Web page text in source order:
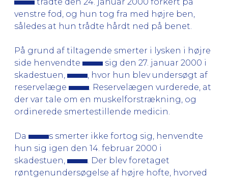
venstre fod, og hun tog fra med højre ben,
således at hun trådte hårdt ned på benet.
På grund af tiltagende smerter i lysken i højre
side henvendte
sig den 27. januar 2000 i
skadestuen,
, hvor hun blev undersøgt af
reservelæge
. Reservelægen vurderede, at
der var tale om en muskelforstrækning, og
ordinerede smertestillende medicin.
Da
s smerter ikke fortog sig, henvendte
hun sig igen den 14. februar 2000 i
skadestuen,
. Der blev foretaget
røntgenundersøgelse af højre hofte, hvorved